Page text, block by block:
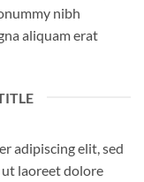
nibh
aliquam erat
adipiscing elit, sed
laoreet dolore